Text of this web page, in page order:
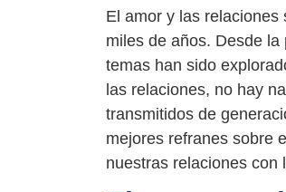
El amor y las
miles de años. Desde
temas han sido
las relaciones, no hay
transmitidos de
mejores refranes sobre
nuestras relaciones con